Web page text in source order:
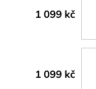
1 099 kč
1 099 kč